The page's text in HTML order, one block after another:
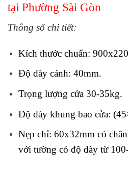
tại Phường Sài Gòn
Thông số chi tiết:
Kích thước chuẩn:
Độ dày cánh: 40mm.
Trọng lượng cửa 30-35kg.
Độ dày khung bao cửa:
Nẹp chỉ: 60x32mm có
với tường có độ dày từ